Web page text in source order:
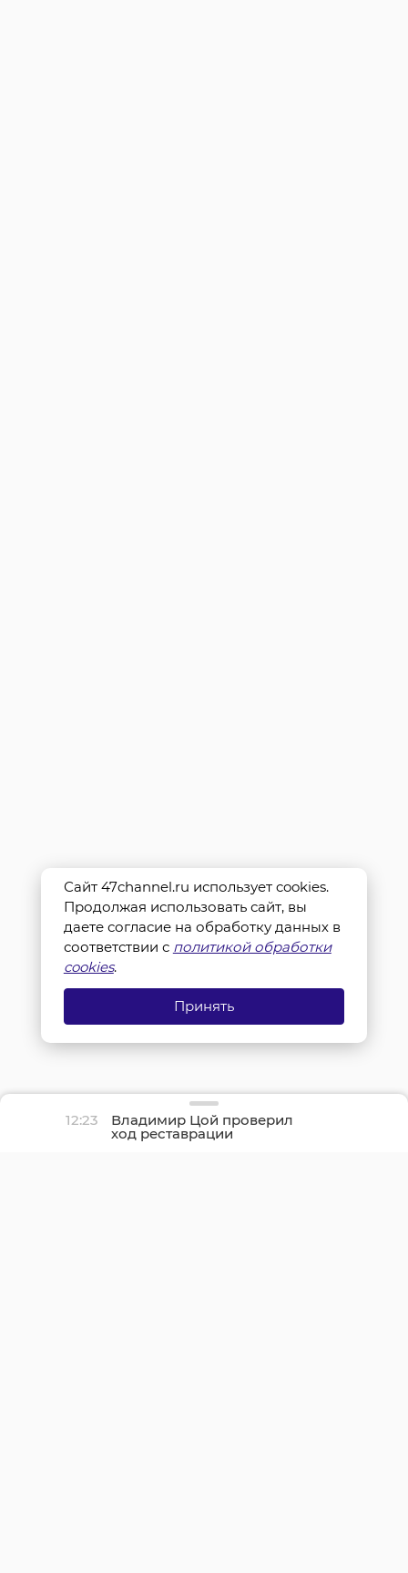
12:23 Владимир Цой проверил
ход реставрации
мемориального
Сайт 47channel.ru использует cookies.
Продолжая использовать сайт, вы
даете согласие на обработку данных в
соответствии с политикой обработки
cookies.
Принять